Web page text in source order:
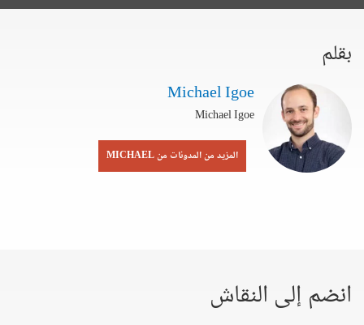
بقلم
Michael Igoe
Michael Igoe
المزيد من المدونات من MICHAEL
انضم إلى النقاش